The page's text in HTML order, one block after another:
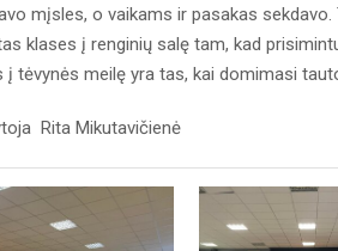
mįsles, o vaikams ir pasakas
klases į renginių salę tam, kad
į tėvynės meilę yra tas, kai domimasi
Rita Mikutavičienė